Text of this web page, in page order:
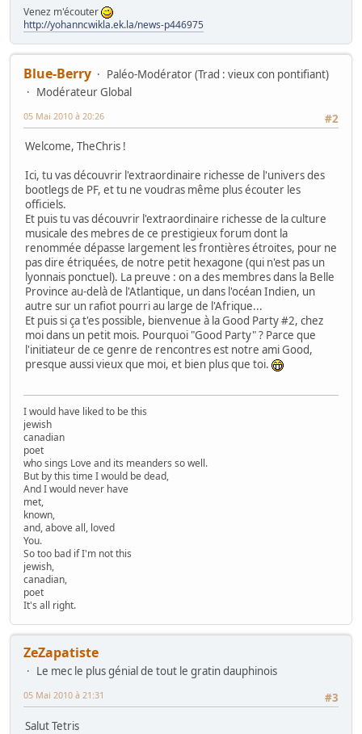
Venez m'écouter
http://yohanncwikla.ek.la/news-p446975
Blue-Berry
Paléo-Modérator (Trad : vieux con pontifiant)
Modérateur Global
#2
05 Mai 2010 à 20:26
Welcome, TheChris !
Ici, tu vas découvrir l'extraordinaire richesse de l'univers des
bootlegs de PF, et tu ne voudras même plus écouter les
officiels.
Et puis tu vas découvrir l'extraordinaire richesse de la culture
musicale des mebres de ce prestigieux forum dont la
renommée dépasse largement les frontières étroites, pour ne
pas dire étriquées, de notre petit hexagone (qui n'est pas un
lyonnais ponctuel). La preuve : on a des membres dans la Belle
Province au-delà de l'Atlantique, un dans l'océan Indien, un
autre sur un rafiot pourri au large de l'Afrique...
Et puis si ça t'es possible, bienvenue à la Good Party #2, chez
moi dans un petit mois. Pourquoi "Good Party" ? Parce que
l'initiateur de ce genre de rencontres est notre ami Good,
presque aussi vieux que moi, et bien plus que toi.
I would have liked to be this
jewish
canadian
poet
who sings Love and its meanders so well.
But by this time I would be dead,
And I would never have
met,
known,
and, above all, loved
You.
So too bad if I'm not this
jewish,
canadian,
poet
It's all right.
ZeZapatiste
Le mec le plus génial de tout le gratin dauphinois
#3
05 Mai 2010 à 21:31
Salut Tetris